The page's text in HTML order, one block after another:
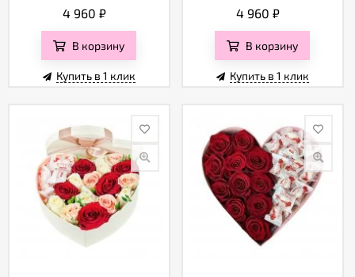
4 960 ₽
В корзину
Купить в 1 клик
4 960 ₽
В корзину
Купить в 1 клик